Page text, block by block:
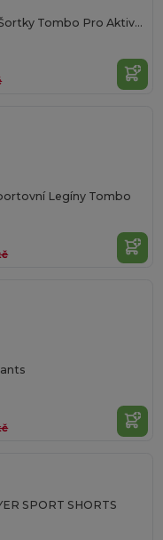
Dámské Sportovní Šortky Tombo Pro Aktivní Ženy
Legíny Tombo
SPORT SHORTS